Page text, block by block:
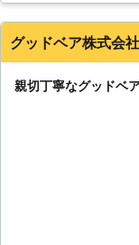
く、実家が倒壊す
すかったです。あ
神奈川県 川崎市川崎区
グッドベア株式会社
親切丁寧なグッドベ